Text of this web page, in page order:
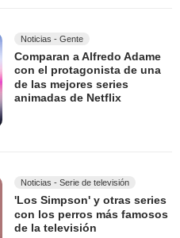
Noticias - Gente
Comparan a Alfredo Adame
con el protagonista de una
de las mejores series
animadas de Netflix
Noticias - Serie de televisión
'Los Simpson' y otras series
con los perros más famosos
de la televisión